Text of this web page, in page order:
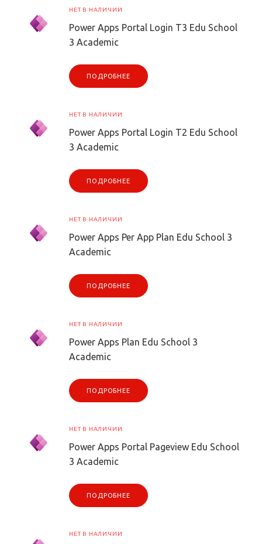
НЕТ В НАЛИЧИИ
Power Apps Portal Login T3 Edu School
3 Academic
ПОДРОБНЕЕ
НЕТ В НАЛИЧИИ
Power Apps Portal Login T2 Edu School
3 Academic
ПОДРОБНЕЕ
НЕТ В НАЛИЧИИ
Power Apps Per App Plan Edu School 3
Academic
ПОДРОБНЕЕ
НЕТ В НАЛИЧИИ
Power Apps Plan Edu School 3
Academic
ПОДРОБНЕЕ
НЕТ В НАЛИЧИИ
Power Apps Portal Pageview Edu School
3 Academic
ПОДРОБНЕЕ
НЕТ В НАЛИЧИИ